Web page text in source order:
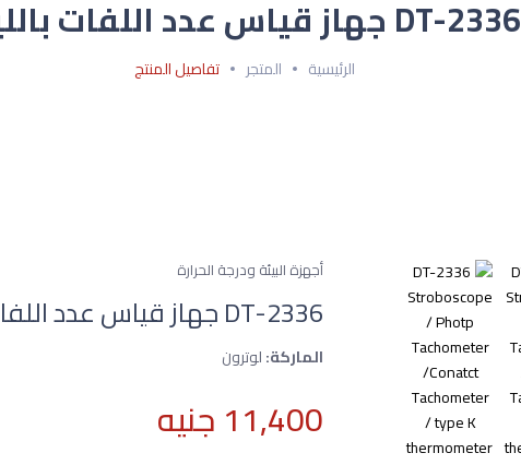
DT-2336 جهاز قياس عدد اللفات بالليزر
الرئيسية المتجر تفاصيل المنتج
أجهزة البيئة ودرجة الحرارة
DT-2336 جهاز قياس عدد اللفات بالليزر
الماركة:لوترون
11,400 جنيه